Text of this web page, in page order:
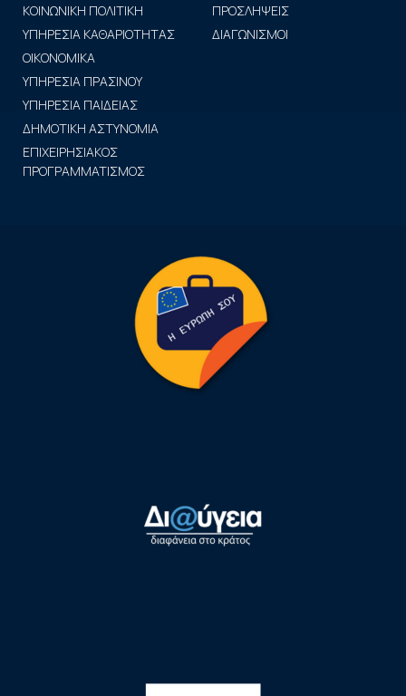
ΚΟΙΝΩΝΙΚΗ ΠΟΛΙΤΙΚΗ
ΥΠΗΡΕΣΙΑ ΚΑΘΑΡΙΟΤΗΤΑΣ
ΟΙΚΟΝΟΜΙΚΑ
ΥΠΗΡΕΣΙΑ ΠΡΑΣΙΝΟΥ
ΥΠΗΡΕΣΙΑ ΠΑΙΔΕΙΑΣ
ΔΗΜΟΤΙΚΗ ΑΣΤΥΝΟΜΙΑ
ΕΠΙΧΕΙΡΗΣΙΑΚΟΣ
ΠΡΟΓΡΑΜΜΑΤΙΣΜΟΣ
ΠΡΟΣΛΗΨΕΙΣ
ΔΙΑΓΩΝΙΣΜΟΙ